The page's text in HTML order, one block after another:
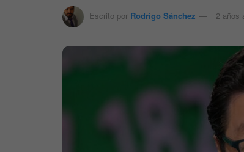
Escrito por Rodrigo Sánchez 2 años